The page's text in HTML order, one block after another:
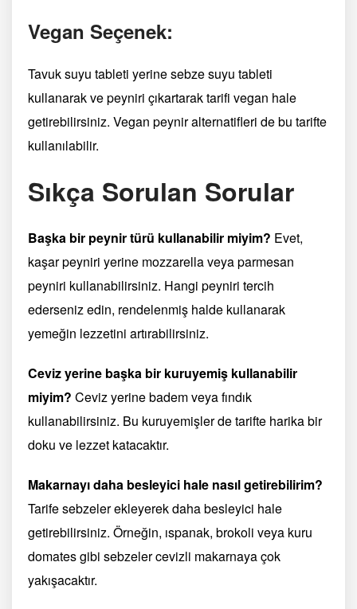
Vegan Seçenek:
Tavuk suyu tableti yerine sebze suyu tableti
kullanarak ve peyniri çıkartarak tarifi vegan hale
getirebilirsiniz. Vegan peynir alternatifleri de bu tarifte
kullanılabilir.
Sıkça Sorulan Sorular
Başka bir peynir türü kullanabilir miyim? Evet,
kaşar peyniri yerine mozzarella veya parmesan
peyniri kullanabilirsiniz. Hangi peyniri tercih
ederseniz edin, rendelenmiş halde kullanarak
yemeğin lezzetini artırabilirsiniz.
Ceviz yerine başka bir kuruyemiş kullanabilir
miyim? Ceviz yerine badem veya fındık
kullanabilirsiniz. Bu kuruyemişler de tarifte harika bir
doku ve lezzet katacaktır.
Makarnayı daha besleyici hale nasıl getirebilirim?
Tarife sebzeler ekleyerek daha besleyici hale
getirebilirsiniz. Örneğin, ıspanak, brokoli veya kuru
domates gibi sebzeler cevizli makarnaya çok
yakışacaktır.